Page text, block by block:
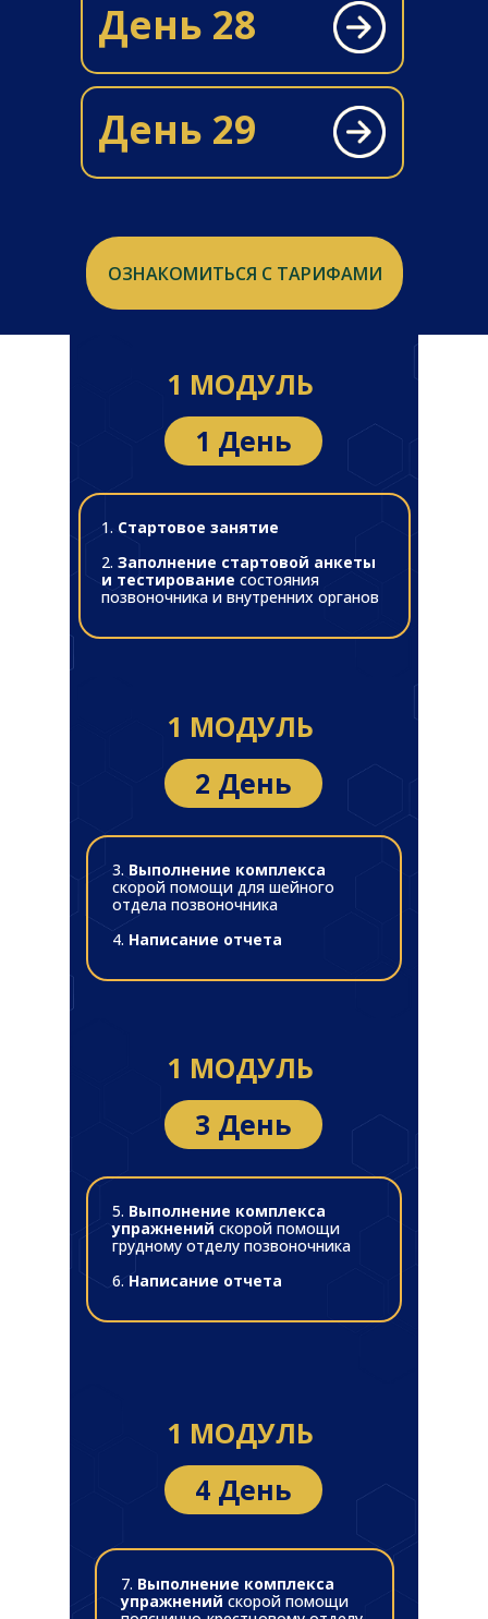
День 28
День 29
ОЗНАКОМИТЬСЯ С ТАРИФАМИ
1 МОДУЛЬ
1. Стартовое занятие
2. Заполнение стартовой анкеты
и тестирование состояния
позвоночника и внутренних органов
1 День
1 МОДУЛЬ
3. Выполнение комплекса
скорой помощи для шейного
отдела позвоночника
4. Написание отчета
2 День
1 МОДУЛЬ
5. Выполнение комплекса
упражнений скорой помощи
грудному отделу позвоночника
6. Написание отчета
3 День
1 МОДУЛЬ
7. Выполнение комплекса
упражнений скорой помощи
4 День